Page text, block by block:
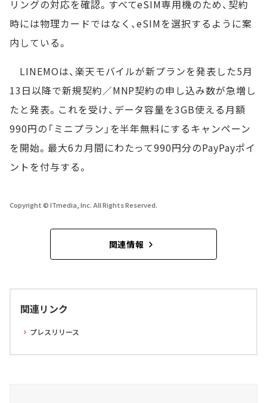
リングの対応を確認。すべてeSIM専用機のため、契約
時には物理カードではなく、eSIMを選択するように案
内している。
LINEMOは、楽天モバイルが新プランを発表した5月
13日以降で新規契約／MNP契約の申し込み数が急増し
たと発表。これを受け、データ容量を3GB使える月額
990円の「ミニプラン」を半年無料にするキャンペーン
を開始。最大6カ月間にわたって990円分のPayPayポイ
ントを付与する。
Copyright © ITmedia, Inc. All Rights Reserved.
関連情報
関連リンク
プレスリリース